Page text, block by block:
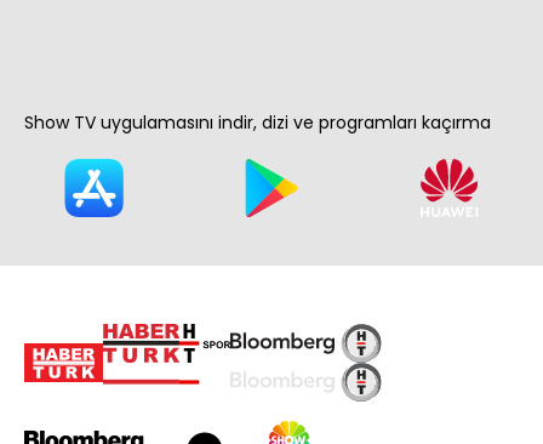
Show TV uygulamasını indir, dizi ve programları kaçırma